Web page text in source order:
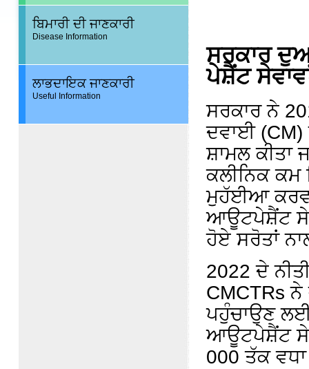
ਬਿਮਾਰੀ ਦੀ ਜਾਣਕਾਰੀ
Disease Information
ਲਾਭਦਾਇਕ ਜਾਣਕਾਰੀ
Useful Information
ਸਰਕਾਰ
ਪੇਸ਼ੈਂਟ
ਸਰਕਾਰ ਨੇ
ਦਵਾਈ (CM)
ਸ਼ਾਮਲ ਕੀਤਾ
ਕਲੀਨਿਕ
ਮੁਹੱਈਆ
ਆਊਟਪੇਸ਼ੈਂਟ
ਹੋਏ ਸਰੋਤਾਂ
2022 ਦੇ
CMCTRs
ਪਹੁੰਚਾਉਣ ਲਈ
ਆਊਟਪੇਸ਼ੈਂਟ
000 ਤੱਕ ਵਧਾ